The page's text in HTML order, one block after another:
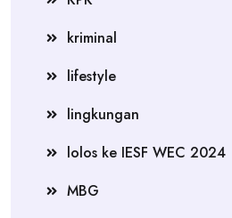
kriminal
lifestyle
lingkungan
lolos ke IESF WEC 2024
MBG